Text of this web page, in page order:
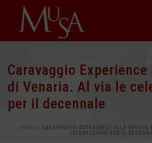
Caravaggio
di Venaria. Al via le
per il decennale
»
CARAVAGGIO EXPERIENCE ALLA REGGIA
CELEBRAZIONI PER IL